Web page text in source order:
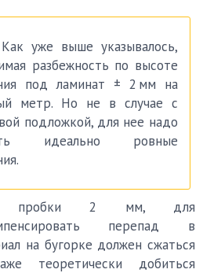
уже выше указывалось,
разбежность по высоте
под ламинат ± 2 мм на
метр. Но не в случае с
подложкой, для нее надо
идеально ровные
пробки 2 мм, для
перепад в
на бугорке должен сжаться
теоретически добиться